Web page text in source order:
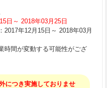
日～ 2018年03月25日
2017年12月15日～ 2018年03月
時間が変動する可能性がござ
につき実施しておりませ